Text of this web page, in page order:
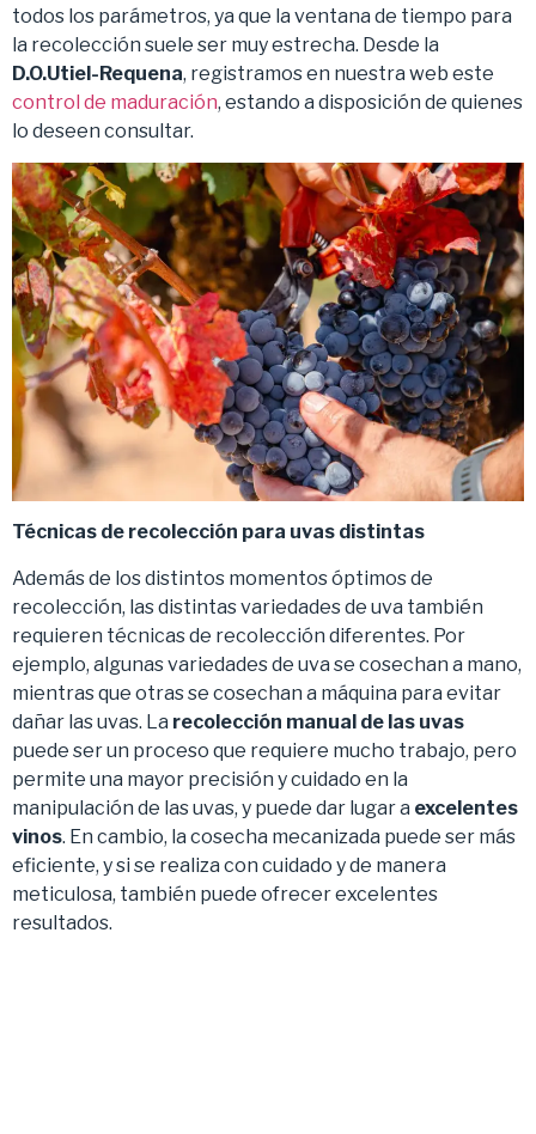
todos los parámetros, ya que la ventana de tiempo para
la recolección suele ser muy estrecha. Desde la
D.O.Utiel-Requena, registramos en nuestra web este
control de maduración, estando a disposición de quienes
lo deseen consultar.
Técnicas de recolección para uvas distintas
Además de los distintos momentos óptimos de
recolección, las distintas variedades de uva también
requieren técnicas de recolección diferentes. Por
ejemplo, algunas variedades de uva se cosechan a mano,
mientras que otras se cosechan a máquina para evitar
dañar las uvas. La recolección manual de las uvas
puede ser un proceso que requiere mucho trabajo, pero
permite una mayor precisión y cuidado en la
manipulación de las uvas, y puede dar lugar a excelentes
vinos. En cambio, la cosecha mecanizada puede ser más
eficiente, y si se realiza con cuidado y de manera
meticulosa, también puede ofrecer excelentes
resultados.